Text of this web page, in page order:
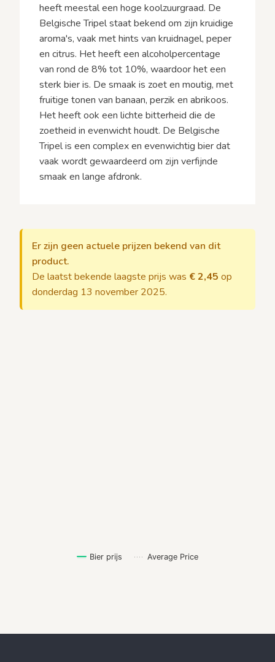
heeft meestal een hoge koolzuurgraad. De
Belgische Tripel staat bekend om zijn kruidige
aroma's, vaak met hints van kruidnagel, peper
en citrus. Het heeft een alcoholpercentage
van rond de 8% tot 10%, waardoor het een
sterk bier is. De smaak is zoet en moutig, met
fruitige tonen van banaan, perzik en abrikoos.
Het heeft ook een lichte bitterheid die de
zoetheid in evenwicht houdt. De Belgische
Tripel is een complex en evenwichtig bier dat
vaak wordt gewaardeerd om zijn verfijnde
smaak en lange afdronk.
Er zijn geen actuele prijzen bekend van dit
product.
De laatst bekende laagste prijs was € 2,45 op
donderdag 13 november 2025.
Bier prijs Average Price